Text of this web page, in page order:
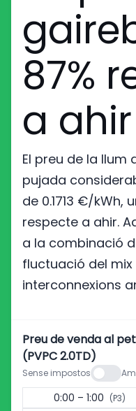
87%
a ahir
El preu de la llum
pujada
de 0.1713 €/kWh,
respecte a ahir.
a la combinació
fluctuació del
interconnexions
Preu de venda al
(PVPC 2.0TD)
Sense impostos
0:00 – 1:00 (P3)